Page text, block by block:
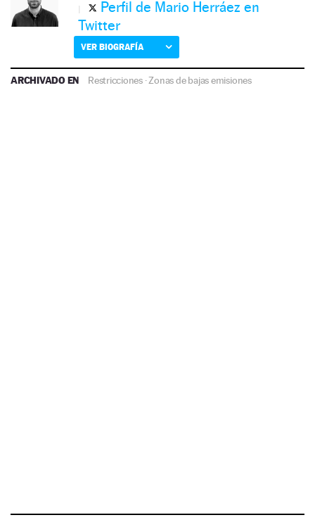
Perfil de Mario Herráez en
Twitter
VER BIOGRAFÍA
ARCHIVADO EN Restricciones ·Zonas de bajas emisiones